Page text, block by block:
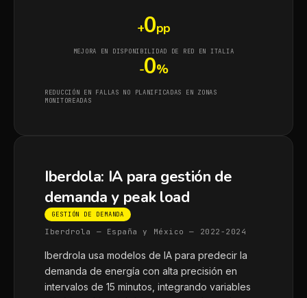
+0pp
MEJORA EN DISPONIBILIDAD DE RED EN ITALIA
-0%
REDUCCIÓN EN FALLAS NO PLANIFICADAS EN ZONAS
MONITOREADAS
Iberdola: IA para gestión de
demanda y peak load
GESTIÓN DE DEMANDA
Iberdrola — España y México — 2022-2024
Iberdrola usa modelos de IA para predecir la
demanda de energía con alta precisión en
intervalos de 15 minutos, integrando variables